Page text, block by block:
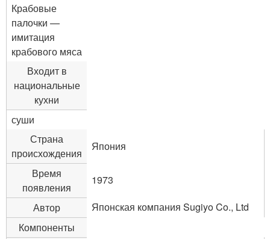
Крабовые
палочки —
имитация
крабового мяса
Входит в
национальные
кухни
суши
Страна
происхождения
Япония
Время
появления
1973
Автор
Японская компания Sugiyo Co., Ltd
Компоненты